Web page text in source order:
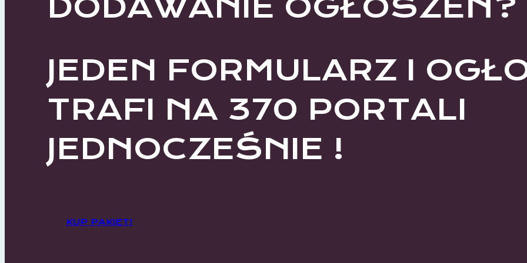
DODAWANIE OGŁOSZEŃ?
JEDEN FORMULARZ I
TRAFI NA 370 PORTALI
JEDNOCZEŚNIE !
KUP PAKIET!